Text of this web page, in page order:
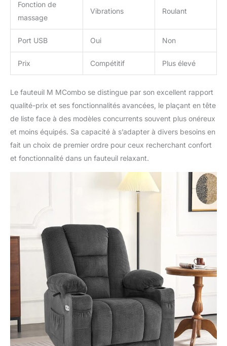
Fonction de
massage
Vibrations Roulant
Port USB Oui Non
Prix Compétitif Plus élevé
Le fauteuil M MCombo se distingue par son excellent rapport
qualité-prix et ses fonctionnalités avancées, le plaçant en tête
de liste face à des modèles concurrents souvent plus onéreux
et moins équipés. Sa capacité à s’adapter à divers besoins en
fait un choix de premier ordre pour ceux recherchant confort
et fonctionnalité dans un fauteuil relaxant.